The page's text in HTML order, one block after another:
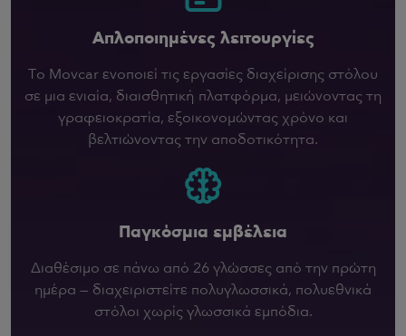
Απλοποιημένες λειτουργίες
Το Movcar ενοποιεί τις εργασίες διαχείρισης στόλου
σε μια ενιαία, διαισθητική πλατφόρμα, μειώνοντας τη
γραφειοκρατία, εξοικονομώντας χρόνο και
βελτιώνοντας την αποδοτικότητα.
Παγκόσμια εμβέλεια
Διαθέσιμο σε πάνω από 26 γλώσσες από την πρώτη
ημέρα — διαχειριστείτε πολυγλωσσικά, πολυεθνικά
στόλοι χωρίς γλωσσικά εμπόδια.